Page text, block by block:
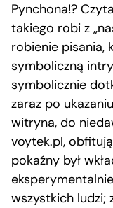
Pynchona!?
takiego robi z
robienie pisania,
symboliczną
symbolicznie
zaraz po
witryna, do
voytek.pl,
pokaźny był
wszystkich ludzi;